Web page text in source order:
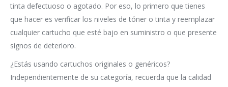
tinta defectuoso o agotado. Por eso, lo primero que tienes
que hacer es verificar los niveles de tóner o tinta y reemplazar
cualquier cartucho que esté bajo en suministro o que presente
signos de deterioro.
¿Estás usando cartuchos originales o genéricos?
Independientemente de su categoría, recuerda que la calidad